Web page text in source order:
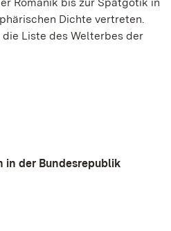
Dichte vertreten.
Liste des Welterbes der
in der Bundesrepublik